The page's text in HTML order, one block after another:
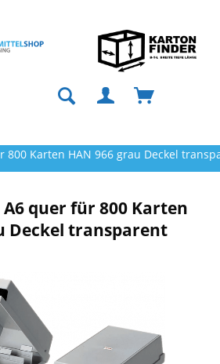
800 Karten HAN 966 grau Deckel
quer für 800 Karten
Deckel transparent